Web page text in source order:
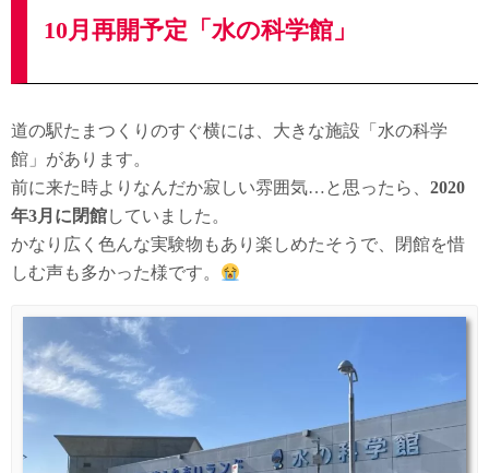
10月再開予定「水の科学館」
道の駅たまつくりのすぐ横には、大きな施設「水の科学
館」があります。
前に来た時よりなんだか寂しい雰囲気…と思ったら、 2020
年3月に閉館していました。
かなり広く色んな実験物もあり楽しめたそうで、閉館を惜
しむ声も多かった様です。